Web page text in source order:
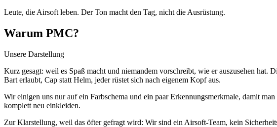
Leute, die Airsoft leben. Der Ton macht den Tag, nicht die Ausrüstung.
Warum PMC?
Unsere Darstellung
Kurz gesagt: weil es Spaß macht und niemandem vorschreibt, wie er auszusehen
Bart erlaubt, Cap statt Helm, jeder rüstet sich nach eigenem Kopf aus.
Wir einigen uns nur auf ein Farbschema und ein paar Erkennungsmerkmale, damit
komplett neu einkleiden.
Zur Klarstellung, weil das öfter gefragt wird: Wir sind ein Airsoft-Team, kein